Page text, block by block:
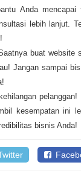
Anda
lebih lanjut.
buat website
Jangan sampai
kesempatan ini
bisnis Anda!